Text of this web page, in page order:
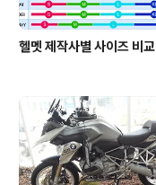
헬멧 제작사별 사이즈 비교